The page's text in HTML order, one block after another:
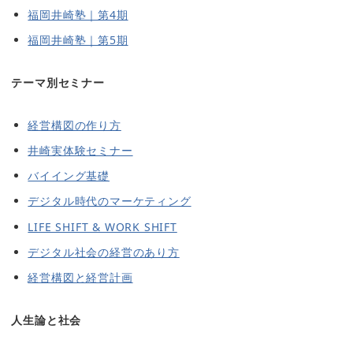
福岡井崎塾｜第4期
福岡井崎塾｜第5期
テーマ別セミナー
経営構図の作り方
井崎実体験セミナー
バイイング基礎
デジタル時代のマーケティング
LIFE SHIFT & WORK SHIFT
デジタル社会の経営のあり方
経営構図と経営計画
人生論と社会